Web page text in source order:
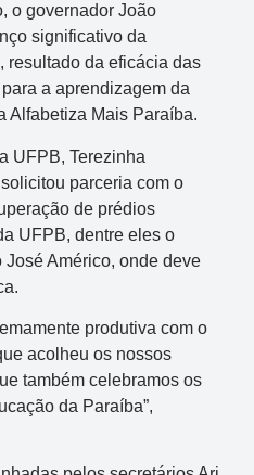
o governador João
significativo da
resultado da eficácia das
a aprendizagem da
Alfabetiza Mais Paraíba.
UFPB, Terezinha
parceria com o
de prédios
UFPB, dentre eles o
Américo, onde deve
produtiva com o
acolheu os nossos
também celebramos os
da Paraíba”,